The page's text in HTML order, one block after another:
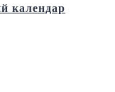
календар